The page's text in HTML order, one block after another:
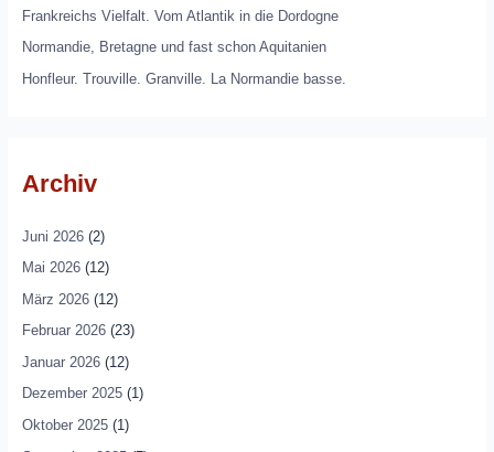
Frankreichs Vielfalt. Vom Atlantik in die Dordogne
Normandie, Bretagne und fast schon Aquitanien
Honfleur. Trouville. Granville. La Normandie basse.
Archiv
Juni 2026(2)
Mai 2026(12)
März 2026(12)
Februar 2026(23)
Januar 2026(12)
Dezember 2025(1)
Oktober 2025(1)